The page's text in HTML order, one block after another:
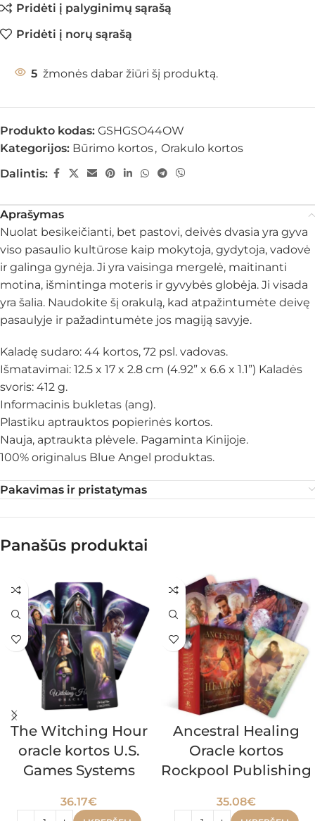
Pridėti į palyginimų sąrašą
Pridėti į norų sąrašą
5 žmonės dabar žiūri šį produktą.
Produkto kodas: GSHGSO44OW
Kategorijos: Būrimo kortos, Orakulo kortos
Dalintis:
Aprašymas
Nuolat besikeičianti, bet pastovi, deivės dvasia yra gyva
viso pasaulio kultūrose kaip mokytoja, gydytoja, vadovė
ir galinga gynėja. Ji yra vaisinga mergelė, maitinanti
motina, išmintinga moteris ir gyvybės globėja. Ji visada
yra šalia. Naudokite šį orakulą, kad atpažintumėte deivę
pasaulyje ir pažadintumėte jos magiją savyje.
Kaladę sudaro: 44 kortos, 72 psl. vadovas.
Išmatavimai: 12.5 x 17 x 2.8 cm (4.92” x 6.6 x 1.1”) Kaladės
svoris: 412 g.
Informacinis bukletas (ang).
Plastiku aptrauktos popierinės kortos.
Nauja, aptraukta plėvele. Pagaminta Kinijoje.
100% originalus Blue Angel produktas.
Pakavimas ir pristatymas
Panašūs produktai
The Witching Hour
oracle kortos U.S.
Games Systems
36.17€
Ancestral Healing
Oracle kortos
Rockpool Publishing
35.08€